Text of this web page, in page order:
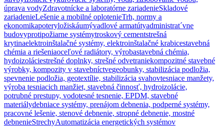
úprava vodyZdravotnícke a laboratórne zariadenieSkladové
zariadenieLešenie a mobilné oplotenieTrh, normy a
ekonomikapoteryložiskáumývadlové armatútyadministrat´vne
budovyprotipožiarne systémytroskový cementstrešná
krytinaelektroinštalačné systémy, elektroinštalačné krabicestavebná
chémia a riešeniaoceľové radiátory, výrobastavebná chémia,
hydoizoláciestrešné doplnky, strešné odvetraniekompozitné stavebné
výrobky, kompozity v stavebníctvegeobunky, stabilizácia podložia,
spevnenie podložia, geotextílie, stabilizácia svahovtesniace manžety,
výroba tesniacich manžiet, stavebná činnosť, hydroizolácie,
potrubné prestupy, vodotesné tesnenie, EPDM, stavebné
materiálydebniace systémy, prenájom debnenia, podperné systémy,
pracovné lešenie, stenové debnenie, stropné debnenie, mostné
debnenieStrechyAutomatizácia energetických systémov